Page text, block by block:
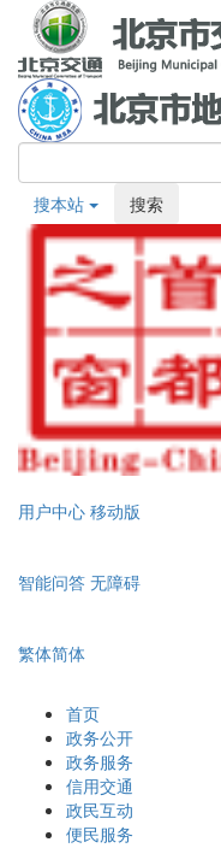
搜本站 搜索
用户中心 移动版
智能问答 无障碍
繁体简体
首页
政务公开
政务服务
信用交通
政民互动
便民服务